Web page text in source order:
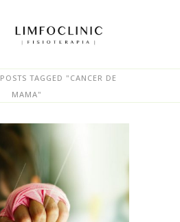
POSTS TAGGED "CANCER DE
MAMA"